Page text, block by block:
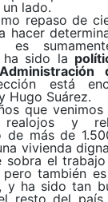
lado.
repaso de
hacer
sido la
está
Hugo Suárez.
que
realojos y
de más de
vivienda
sobra el
pero también
y ha sido tan
resto del